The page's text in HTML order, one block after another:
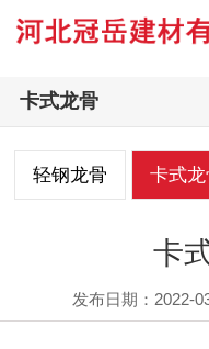
卡式龙骨
轻钢龙骨 卡式龙
卡
发布日期：2022-